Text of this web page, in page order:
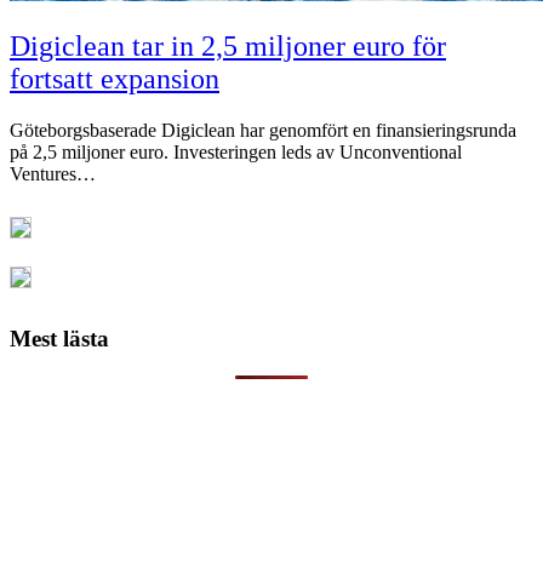
Digiclean tar in 2,5 miljoner euro för
fortsatt expansion
Göteborgsbaserade Digiclean har genomfört en finansieringsrunda
på 2,5 miljoner euro. Investeringen leds av Unconventional
Ventures…
Mest lästa